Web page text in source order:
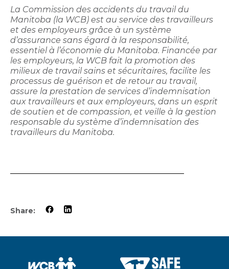
La Commission des accidents du travail du
Manitoba (la WCB) est au service des travailleurs
et des employeurs grâce à un système
d’assurance sans égard à la responsabilité,
essentiel à l’économie du Manitoba. Financée par
les employeurs, la WCB fait la promotion des
milieux de travail sains et sécuritaires, facilite les
processus de guérison et de retour au travail,
assure la prestation de services d’indemnisation
aux travailleurs et aux employeurs, dans un esprit
de soutien et de compassion, et veille à la gestion
responsable du système d’indemnisation des
travailleurs du Manitoba.
Share: